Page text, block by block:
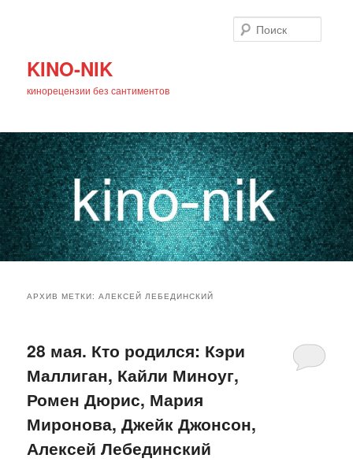
KINO-NIK
кинорецензии без сантиментов
основному
содержимому
дополнительному
содержимому
АРХИВ МЕТКИ:АЛЕКСЕЙ ЛЕБЕДИНСКИЙ
28 мая. Кто родился: Кэри
Маллиган, Кайли Миноуг,
Ромен Дюрис, Мария
Миронова, Джейк Джонсон,
Алексей Лебединский